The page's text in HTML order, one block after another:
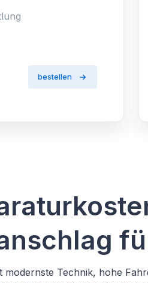
bestellen
modernste Technik, hohe